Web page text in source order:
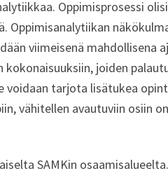
Oppimisprosessi
Oppimisanalytiikan
viimeisenä mahdollisena
joiden
voidaan tarjota lisätukea
vähitellen avautuviin osiin
SAMKin